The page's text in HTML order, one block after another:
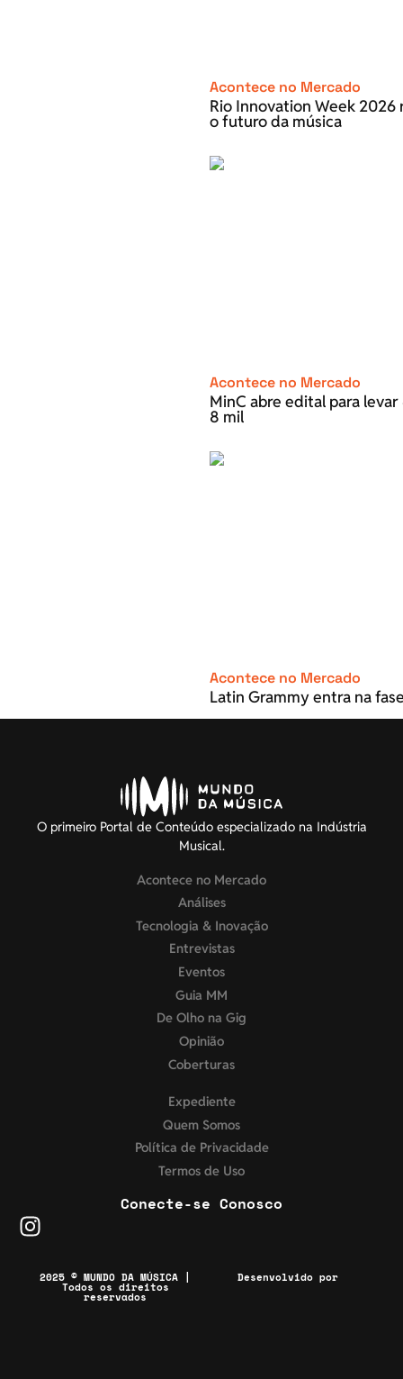
Acontece no Mercado
Rio Innovation Week 2026
o futuro da música
Acontece no Mercado
MinC abre edital para
8 mil
Acontece no Mercado
Latin Grammy entra na
O primeiro Portal de Conteúdo especializado na Indústria
Musical.
Acontece no Mercado
Análises
Tecnologia & Inovação
Entrevistas
Eventos
Guia MM
De Olho na Gig
Opinião
Coberturas
Expediente
Quem Somos
Política de Privacidade
Termos de Uso
Conecte-se Conosco
2025 © MUNDO DA MÚSICA |
Todos os direitos
reservados
Desenvolvido por